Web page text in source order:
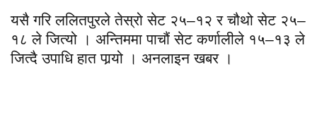
यसै गरि ललितपुरले तेस्रो सेट २५–१२ र चौथो सेट २५–
१८ ले जित्यो । अन्तिममा पाचौं सेट कर्णालीले १५–१३ ले
जित्दै उपाधि हात पार्‍यो । अनलाइन खबर ।